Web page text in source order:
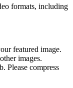
formats, including
featured image.
images.
Please compress